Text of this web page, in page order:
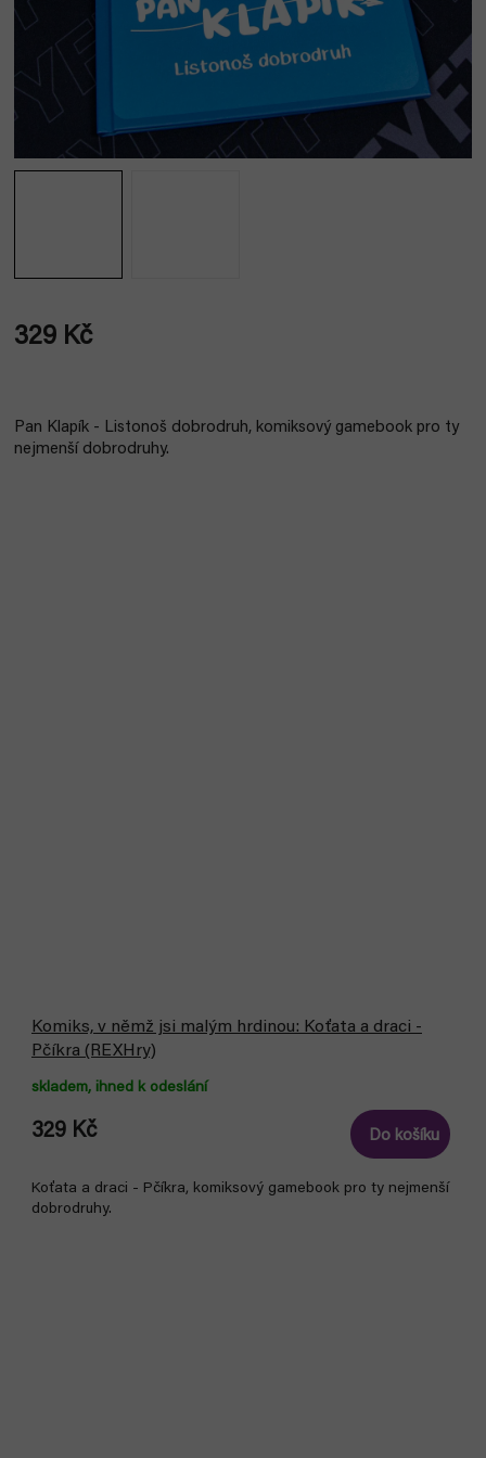
329 Kč
Pan Klapík - Listonoš dobrodruh, komiksový gamebook pro ty
nejmenší dobrodruhy.
Komiks, v němž jsi malým hrdinou: Koťata a draci -
Pčíkra (REXHry)
skladem, ihned k odeslání
329 Kč Do košíku
Koťata a draci - Pčíkra, komiksový gamebook pro ty nejmenší
dobrodruhy.